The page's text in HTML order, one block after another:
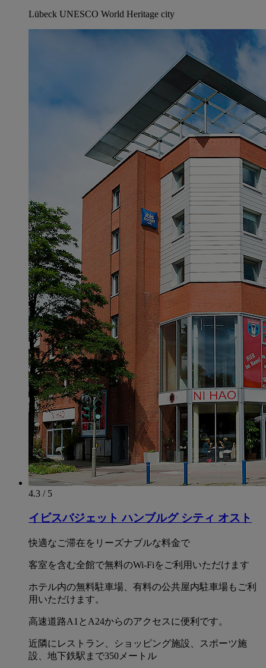
Lübeck UNESCO World Heritage city
4.3 / 5
イビスバジェット ハンブルグ シティ オスト
快適なご滞在をリーズナブルな料金で
客室を含む全館で無料のWi-Fiをご利用いただけます
ホテル内の無料駐車場、有料の公共屋内駐車場もご利
用いただけます。
高速道路A1とA24からのアクセスに便利です。
近隣にレストラン、ショッピング施設、スポーツ施
設、地下鉄駅まで350メートル